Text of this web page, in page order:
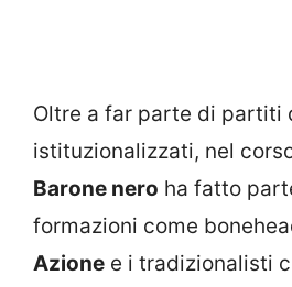
Oltre a far parte di partiti
istituzionalizzati, nel
Barone nero ha fatto
formazioni come
Azione e i tradizionalisti